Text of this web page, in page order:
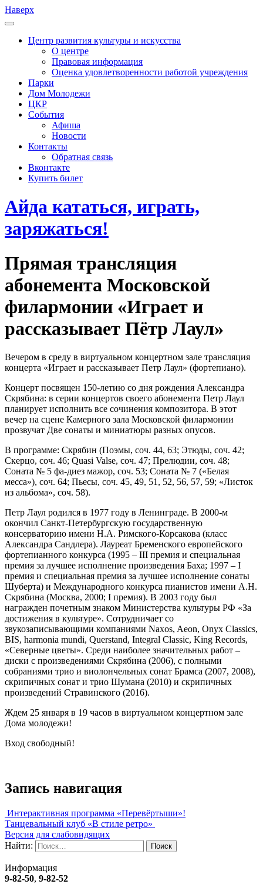
Наверх
Центр развития культуры и искусства
О центре
Правовая информация
Оценка удовлетворенности работой учреждения
Парки
Дом Молодежи
ЦКР
События
Афиша
Новости
Контакты
Обратная связь
Вконтакте
Купить билет
Айда кататься, играть,
заряжаться!
Прямая трансляция
абонемента Московской
филармонии «Играет и
рассказывает Пётр Лаул»
Вечером в среду в виртуальном концертном зале трансляция
концерта «Играет и рассказывает Петр Лаул» (фортепиано).
Концерт посвящен 150-летию со дня рождения Александра
Скрябина: в серии концертов своего абонемента Петр Лаул
планирует исполнить все сочинения композитора. В этот
вечер на сцене Камерного зала Московской филармонии
прозвучат Две сонаты и миниатюры разных опусов.
В программе: Скрябин (Поэмы, соч. 44, 63; Этюды, соч. 42;
Скерцо, соч. 46; Quasi Valse, соч. 47; Прелюдии, соч. 48;
Соната № 5 фа-диез мажор, соч. 53; Соната № 7 («Белая
месса»), соч. 64; Пьесы, соч. 45, 49, 51, 52, 56, 57, 59; «Листок
из альбома», соч. 58).
Петр Лаул родился в 1977 году в Ленинграде. В 2000-м
окончил Санкт-Петербургскую государственную
консерваторию имени Н.А. Римского-Корсакова (класс
Александра Сандлера). Лауреат Бременского европейского
фортепианного конкурса (1995 – III премия и специальная
премия за лучшее исполнение произведения Баха; 1997 – I
премия и специальная премия за лучшее исполнение сонаты
Шуберта) и Международного конкурса пианистов имени А.Н.
Скрябина (Москва, 2000; I премия). В 2003 году был
награжден почетным знаком Министерства культуры РФ «За
достижения в культуре». Сотрудничает со
звукозаписывающими компаниями Naxos, Aeon, Onyx Classics,
BIS, harmonia mundi, Querstand, Integral Classic, King Records,
«Северные цветы». Среди наиболее значительных работ –
диски с произведениями Скрябина (2006), с полными
собраниями трио и виолончельных сонат Брамса (2007, 2008),
скрипичных сонат и трио Шумана (2010) и скрипичных
произведений Стравинского (2016).
Ждем 25 января в 19 часов в виртуальном концертном зале
Дома молодежи!
Вход свободный!
Запись навигация
Интерактивная программа «Перевёртыши»!
Танцевальный клуб «В стиле ретро»
Версия для слабовидящих
Найти:
Информация
9-82-50, 9-82-52